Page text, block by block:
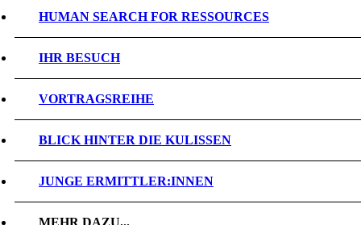
HUMAN SEARCH FOR RESSOURCES
IHR BESUCH
VORTRAGSREIHE
BLICK HINTER DIE KULISSEN
JUNGE ERMITTLER:INNEN
MEHR DAZU...